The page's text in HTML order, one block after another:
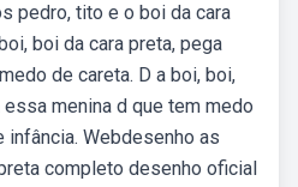
pedro, tito e o boi da cara
boi da cara preta, pega
de careta. D a boi, boi,
menina d que tem medo
Webdesenho as
completo desenho oficial